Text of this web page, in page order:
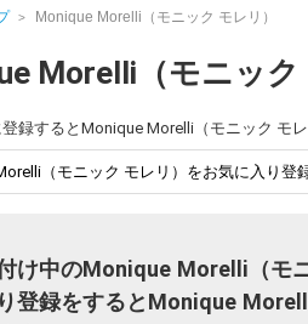
Monique Morelli（モニック モレリ）
Morelli（モニック
録するとMonique Morelli（モニック モ
（モニック モレリ）をお気に入り登
け中のMonique Morelli（モ
登録をするとMonique